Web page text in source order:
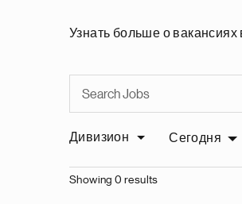
Узнать больше о
Дивизион Сегодня
Showing 0 results